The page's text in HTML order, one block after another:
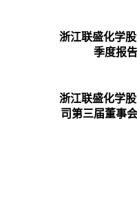
浙江联盛化学
季度报
浙江联盛化学
司第三届董事